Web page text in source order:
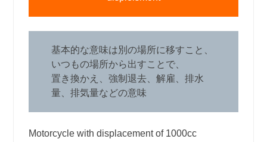
基本的な意味は別の場所に移すこと、
いつもの場所から出すことで、
置き換かえ、強制退去、解雇、排水
量、排気量などの意味
Motorcycle with displacement of 1000cc